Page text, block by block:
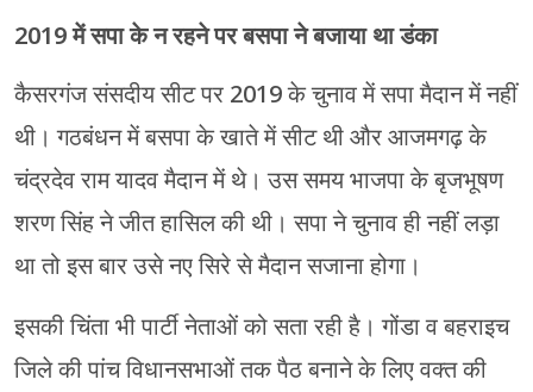
2019 में सपा के न रहने पर बसपा ने बजाया था डंका
कैसरगंज संसदीय सीट पर 2019 के चुनाव में सपा मैदान में नहीं
थी। गठबंधन में बसपा के खाते में सीट थी और आजमगढ़ के
चंद्रदेव राम यादव मैदान में थे। उस समय भाजपा के बृजभूषण
शरण सिंह ने जीत हासिल की थी। सपा ने चुनाव ही नहीं लड़ा
था तो इस बार उसे नए सिरे से मैदान सजाना होगा।
इसकी चिंता भी पार्टी नेताओं को सता रही है। गोंडा व बहराइच
जिले की पांच विधानसभाओं तक पैठ बनाने के लिए वक्त की